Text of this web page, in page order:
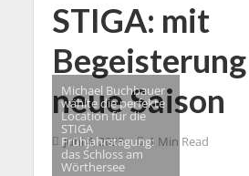
STIGA: mit
neue Saison
Juni 4, 2023 1 Min Read
Michael Buchbauer
wählte die perfekte
Location für die
STIGA
Frühjahrstagung:
das Schloss am
Wörthersee